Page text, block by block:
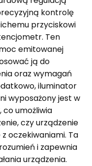
kontrolę
przyciskowi
Ten
emitowanej
ją do
oraz wymagań
iluminator
wyposażony jest w
umożliwia
czy urządzenie
oczekiwaniami. Ta
i zapewnia
urządzenia.